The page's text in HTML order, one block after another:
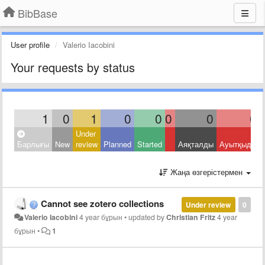
BibBase
User profile Valerio Iacobini
Your requests by status
1 0 1 0 0 0 0 0
Барлығы New
Under
review Planned Started Аяқталды Ауытқыды
Жаңа өзгерістермен
0
Under review
Cannot see zotero collections
Valerio Iacobini4 year бұрын •updated byChristian Fritz4 year
бұрын • 1